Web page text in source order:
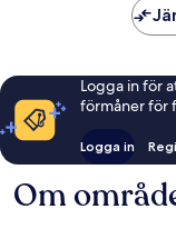
Logga in för
förmåner för
Logga in
Om